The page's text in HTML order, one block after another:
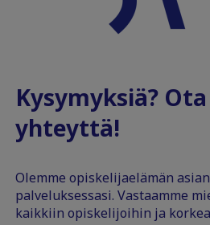
Kysymyksiä? Ota
yhteyttä!
Olemme opiskelijaelämän
palveluksessasi. Vastaamme
kaikkiin opiskelijoihin ja